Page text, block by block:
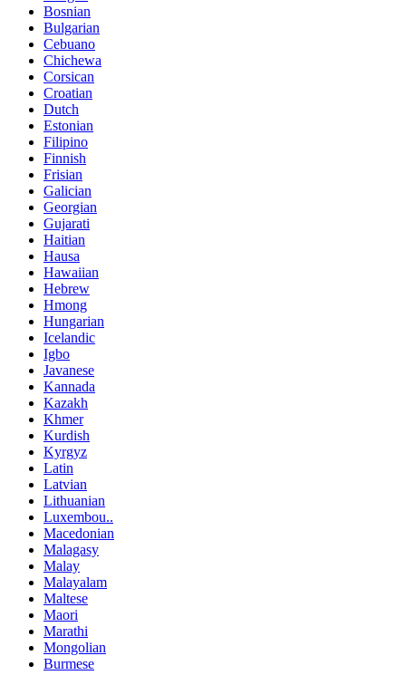
Bosnian
Bulgarian
Cebuano
Chichewa
Corsican
Croatian
Dutch
Estonian
Filipino
Finnish
Frisian
Galician
Georgian
Gujarati
Haitian
Hausa
Hawaiian
Hebrew
Hmong
Hungarian
Icelandic
Igbo
Javanese
Kannada
Kazakh
Khmer
Kurdish
Kyrgyz
Latin
Latvian
Lithuanian
Luxembou..
Macedonian
Malagasy
Malay
Malayalam
Maltese
Maori
Marathi
Mongolian
Burmese